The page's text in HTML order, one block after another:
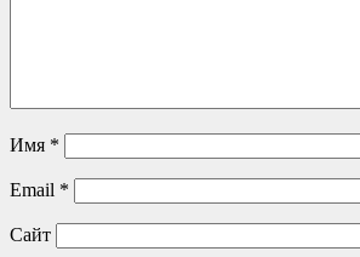
Имя *
Email *
Сайт